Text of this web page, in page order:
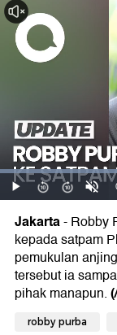
Jakarta- Robby
kepada satpam
pemukulan
tersebut ia
pihak manapun.
robby purba